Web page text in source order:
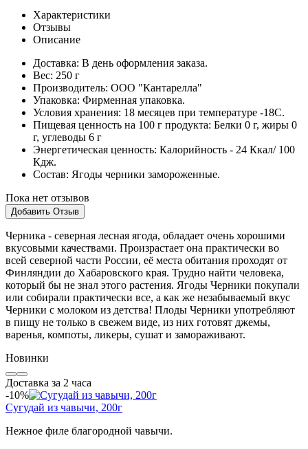
Характеристики
Отзывы
Описание
Доставка: В день оформления заказа.
Вес: 250 г
Производитель: ООО "Кантарелла"
Упаковка: Фирменная упаковка.
Условия хранения: 18 месяцев при температуре -18С.
Пищевая ценность на 100 г продукта: Белки 0 г, жиры 0
г, углеводы 6 г
Энергетическая ценность: Калорийность - 24 Ккал/ 100
Кдж.
Cостав: Ягоды черники замороженные.
Пока нет отзывов
Добавить Отзыв
Черника - северная лесная ягода, обладает очень хорошими
вкусовыми качествами. Произрастает она практически во
всей северной части России, её места обитания проходят от
Финляндии до Хабаровского края. Трудно найти человека,
который бы не знал этого растения. Ягоды Черники покупали
или собирали практически все, а как же незабываемый вкус
Черники с молоком из детства! Плоды Черники употребляют
в пищу не только в свежем виде, из них готовят джемы,
варенья, компоты, ликеры, сушат и замораживают.
Новинки
Доставка за 2 часа
-10%
Сугудай из чавычи, 200г
Нежное филе благородной чавычи.